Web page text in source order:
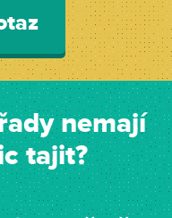
nemají
tajit?